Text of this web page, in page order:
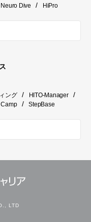
Neuro Dive / HiPro
ング / HITO-Manager /
/ StepBase
LTD